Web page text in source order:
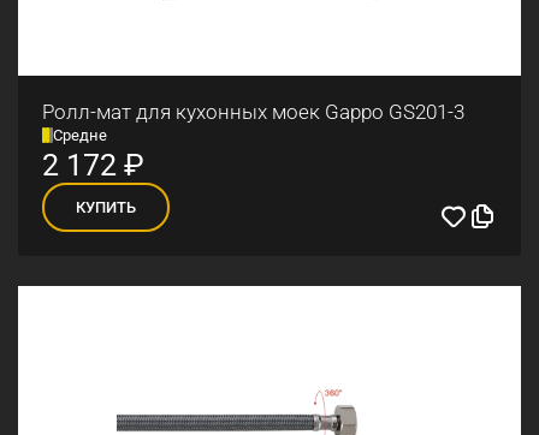
Ролл-мат для кухонных моек Gappo GS201-3
Средне
2 172₽
КУПИТЬ